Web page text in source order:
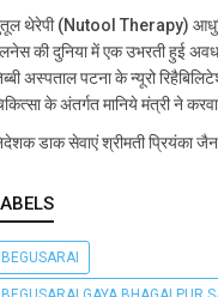
थेरेपी (Nutool Therapy)
की दुनिया में एक उभरती हुई
अस्पताल पटना के न्यूरो
के अंतर्गत मानिये मंत्री ने
डाक सेवाएं श्रीमती प्रियंका जैन
BEGUSARAI